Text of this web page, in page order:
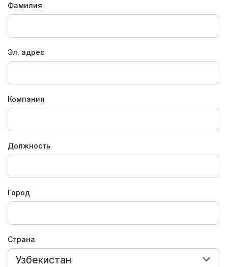
Фамилия
Эл. адрес
Компания
Должность
Город
Страна
Узбекистан